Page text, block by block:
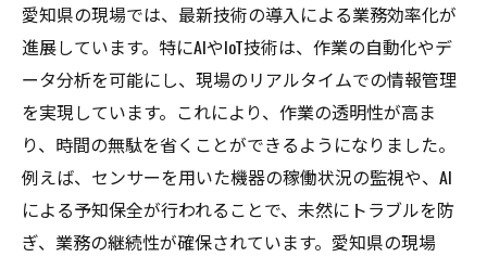
愛知県の現場では、最新技術の導入による業務効率化が
進展しています。特にAIやIoT技術は、作業の自動化やデ
ータ分析を可能にし、現場のリアルタイムでの情報管理
を実現しています。これにより、作業の透明性が高ま
り、時間の無駄を省くことができるようになりました。
例えば、センサーを用いた機器の稼働状況の監視や、AI
による予知保全が行われることで、未然にトラブルを防
ぎ、業務の継続性が確保されています。愛知県の現場